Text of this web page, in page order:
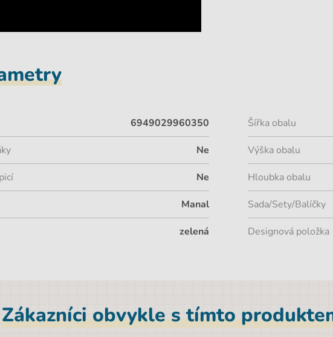
6949029960350
Ne
Ne
Manal
zelená
Šířka obalu
Výška obalu
Hloubka obalu
Sada/Sety/Balíčky
Designová položka
Zákazníci obvykle s tímto